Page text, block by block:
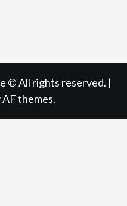
© All rights reserved. |
AF themes.